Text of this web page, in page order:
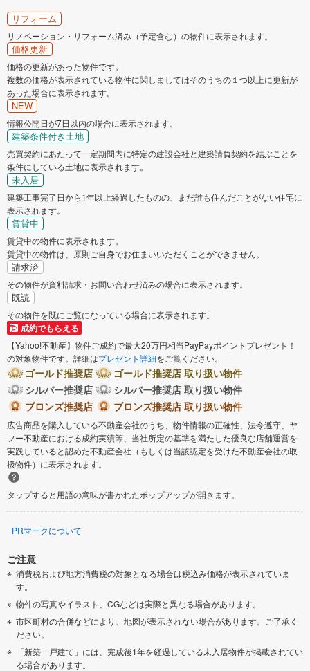
リフォーム
リノベーション・リフォーム済み（予定含む）の物件に表示されます。
価格更新
価格の更新があった物件です。
複数の価格が表示されている物件に関しましてはそのうちの１つ以上に更新が
あった場合に表示されます。
NEW
情報公開日が7日以内の場合に表示されます。
建築条件付き土地
売買契約にあたって一定期間内に特定の建設会社と建築請負契約を結ぶことを
条件にしている土地に表示されます。
未入居
建築工事完了日から1年以上経過したものの、まだ誰も住んだことがない住宅に
表示されます。
賃貸中
賃貸中の物件に表示されます。
賃貸中の物件は、原則ご自身でお住まいいただくことができません。
請求済
その物件が資料請求・お問い合わせ済みの場合に表示されます。
既読
その物件を既にご覧になっている場合に表示されます。
成約でもらえる
【Yahoo!不動産】物件ご成約で最大20万円相当PayPayポイントプレゼント！
の対象物件です。詳細はプレゼント詳細をご覧ください。
ゴールド推奨店
ゴールド推奨店 取り扱い物件
シルバー推奨店
シルバー推奨店 取り扱い物件
ブロンズ推奨店
ブロンズ推奨店 取り扱い物件
広告商品を購入している不動産会社のうち、物件情報の正確性、法令遵守、ヤ
フー不動産における成約実績等、当社所定の基準を満たした優良な店舗運営を
実践していると認めた不動産会社（もしくは当該認定を受けた不動産会社の取
扱物件）に表示されます。
タップすると用語の意味が書かれたポップアップが開きます。
PRマークについて
ご注意
消費税および地方消費税の対象となる場合は税込み価格が表示されていま
す。
物件の写真やイラスト、CGなどは実際と異なる場合があります。
市区町村の合併などにより、地図が表示されない場合があります。ご了承く
ださい。
「新築一戸建て」には、完成後1年を経過している未入居物件が掲載されてい
る場合があります。